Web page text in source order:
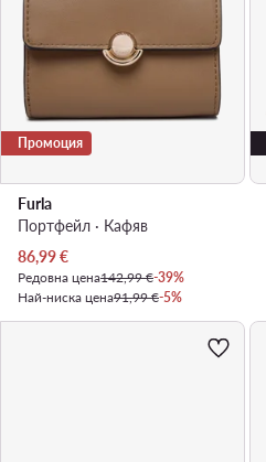
Промоция
Furla
Портфейл · Кафяв
Актуална цена
86,99€
Редовна цена142,99 €-39%
Най-ниска цена91,99 €-5%